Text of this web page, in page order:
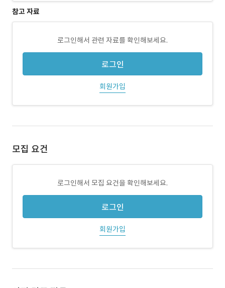
참고 자료
로그인해서 관련 자료를 확인해보세요.
로그인
회원가입
모집 요건
로그인해서 모집 요건을 확인해보세요.
로그인
회원가입